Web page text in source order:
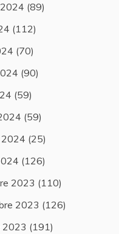
(89)
(112)
(70)
(90)
(59)
(59)
(25)
(126)
2023 (110)
2023 (126)
2023 (191)